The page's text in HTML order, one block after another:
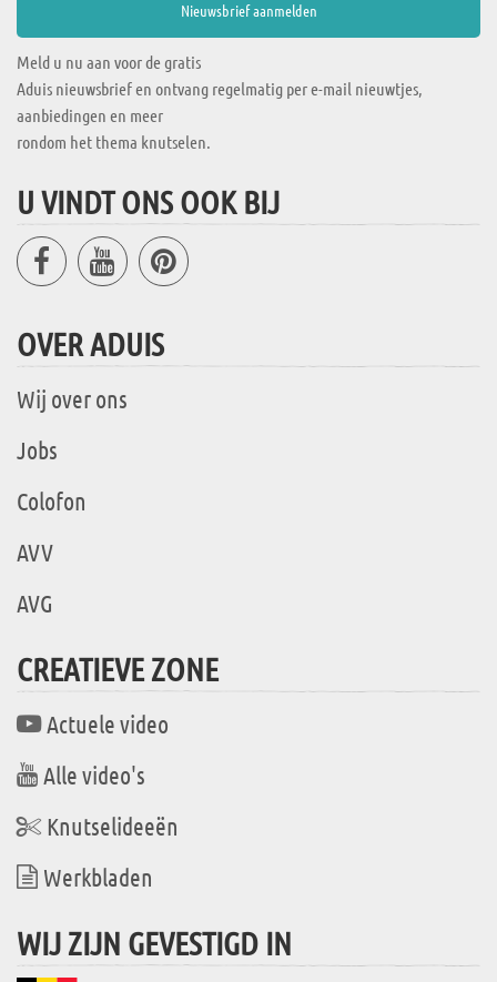
Meld u nu aan voor de gratis
Aduis nieuwsbrief en ontvang regelmatig per e-mail nieuwtjes,
aanbiedingen en meer
rondom het thema knutselen.
U VINDT ONS OOK BIJ
OVER ADUIS
Wij over ons
Jobs
Colofon
AVV
AVG
CREATIEVE ZONE
Actuele video
Alle video's
Knutselideeën
Werkbladen
WIJ ZIJN GEVESTIGD IN